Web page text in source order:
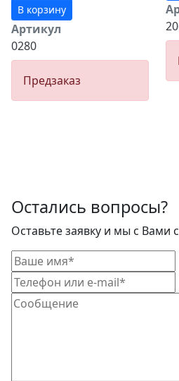
В корзину
Артикул
0280
Предзаказ
Остались вопросы?
Оставьте заявку и мы с Вами